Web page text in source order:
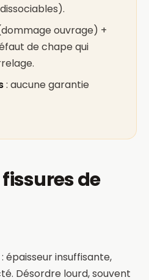
ouvrage) +
de chape qui
: aucune garantie
de
: épaisseur insuffisante,
Désordre lourd, souvent